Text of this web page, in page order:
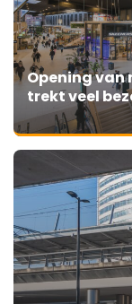
Opening van
trekt veel